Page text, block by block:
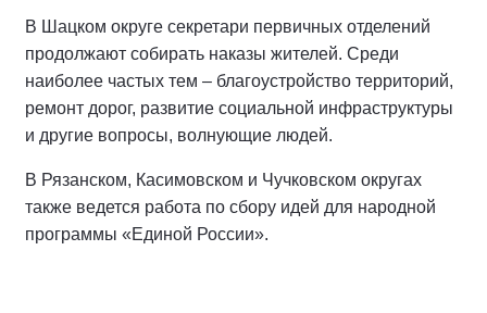
В Шацком округе секретари первичных отделений
продолжают собирать наказы жителей. Среди
наиболее частых тем – благоустройство территорий,
ремонт дорог, развитие социальной инфраструктуры
и другие вопросы, волнующие людей.
В Рязанском, Касимовском и Чучковском округах
также ведется работа по сбору идей для народной
программы «Единой России».